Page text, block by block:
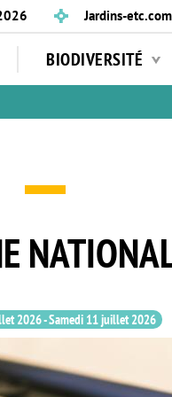
Jardins-etc.com
BIODIVERSITÉ
2026-Samedi 11 juillet 2026